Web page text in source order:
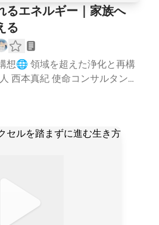
るエネルギー｜家族へ
る
想🌐 領域を超えた浄化と再構
ト